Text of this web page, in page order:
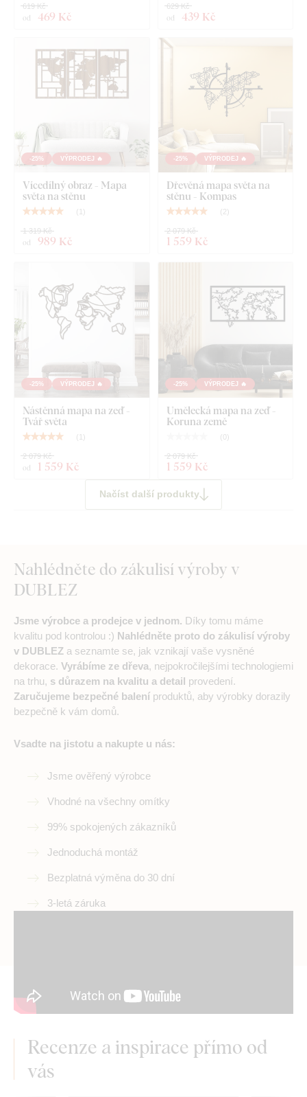
od 469 Kč
619 Kč
od 439 Kč
629 Kč
-25% VÝPRODEJ 🔥
Vícedílný obraz - Mapa
světa na stěnu
( )
od 989 Kč
1 319 Kč
-25% VÝPRODEJ 🔥
Dřevěná mapa světa na
stěnu - Kompas
( 2)
1 559 Kč
2 079 Kč
-25% VÝPRODEJ 🔥
Nástěnná mapa na zeď -
Tvář světa
( 1 )
od 1 559 Kč
2 079 Kč
-25% VÝPRODEJ 🔥
Umělecká mapa na zeď -
Koruna země
( 0)
1 559 Kč
2 079 Kč
Načíst další produkty
Nahlédněte do zákulisí výroby v
DUBLEZ
Jsme výrobce a prodejce v jednom. Díky tomu máme
kvalitu pod kontrolou :) Nahlédněte proto do zákulisí výroby
v DUBLEZ a seznamte se, jak vznikají vaše vysněné
dekorace. Vyrábíme ze dřeva, nejpokročilejšími technologiemi
na trhu, s důrazem na kvalitu a detail provedení.
Zaručujeme bezpečné balení produktů, aby výrobky dorazily
bezpečně k vám domů.
Vsadte na jistotu a nakupte u nás:
Jsme ověřený výrobce
Vhodné na všechny omítky
99% spokojených zákazníků
Jednoduchá montáž
Bezplatná výměna do 30 dní
3-letá záruka
Recenze a inspirace přímo od
vás